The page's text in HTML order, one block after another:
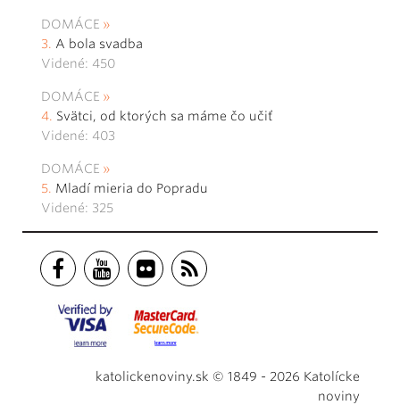
DOMÁCE
A bola svadba
Videné: 450
DOMÁCE
Svätci, od ktorých sa máme čo učiť
Videné: 403
DOMÁCE
Mladí mieria do Popradu
Videné: 325
katolickenoviny.sk © 1849 - 2026 Katolícke
noviny